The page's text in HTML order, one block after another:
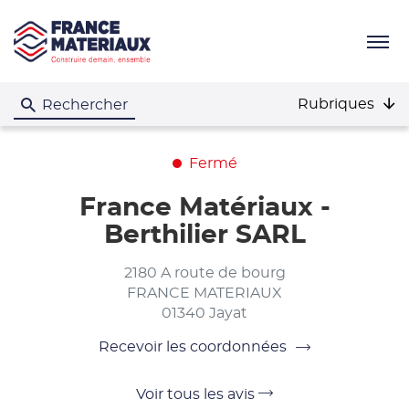
Menu
Rechercher Rubriques
Fermé
France Matériaux -
Berthilier SARL
2180 A route de bourg
FRANCE MATERIAUX
01340 Jayat
Recevoir les coordonnées
du
venteVoir tous les avis Voir